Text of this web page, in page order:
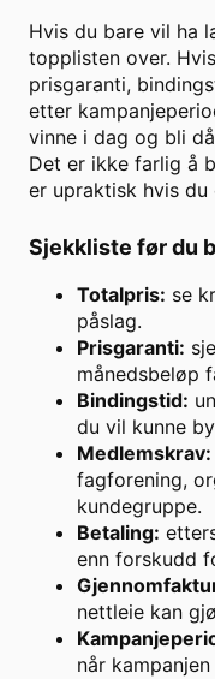
Hvis du bare vil ha
topplisten over.
prisgaranti,
etter
vinne i dag og bli
Det er ikke farlig å
er upraktisk hvis
Sjekkliste før du
Totalpris: se
påslag.
Prisgaranti:
månedsbeløp
Bindingstid:
du vil kunne
Medlemskrav:
fagforening,
kundegruppe.
Betaling:
enn forskudd
nettleie kan
når